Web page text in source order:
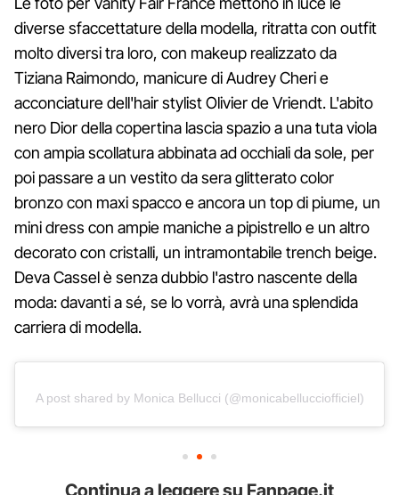
diverse sfaccettature della modella, ritratta con outfit
molto diversi tra loro, con makeup realizzato da
Tiziana Raimondo, manicure di Audrey Cheri e
acconciature dell'hair stylist Olivier de Vriendt. L'abito
nero Dior della copertina lascia spazio a una tuta viola
con ampia scollatura abbinata ad occhiali da sole, per
poi passare a un vestito da sera glitterato color
bronzo con maxi spacco e ancora un top di piume, un
mini dress con ampie maniche a pipistrello e un altro
decorato con cristalli, un intramontabile trench beige.
Deva Cassel è senza dubbio l'astro nascente della
moda: davanti a sé, se lo vorrà, avrà una splendida
carriera di modella.
A post shared by Monica Bellucci (@monicabellucciofficiel)
Continua a leggere su Fanpage.it